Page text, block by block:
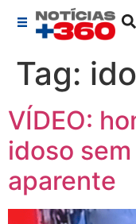
Tag:
VÍDEO:
idoso
aparente